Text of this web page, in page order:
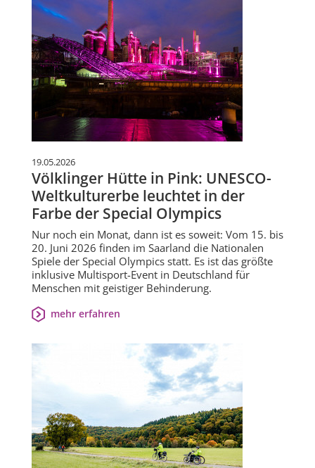
19.05.2026
Völklinger Hütte in Pink: UNESCO-
Weltkulturerbe leuchtet in der
Farbe der Special Olympics
Nur noch ein Monat, dann ist es soweit: Vom 15. bis
20. Juni 2026 finden im Saarland die Nationalen
Spiele der Special Olympics statt. Es ist das größte
inklusive Multisport-Event in Deutschland für
Menschen mit geistiger Behinderung.
mehr erfahren